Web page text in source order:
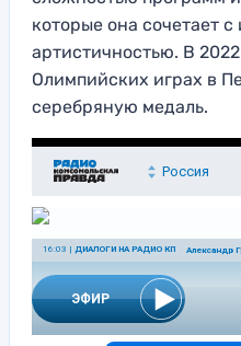
которые она сочетает
артистичностью. В
Олимпийских играх в
серебряную медаль.